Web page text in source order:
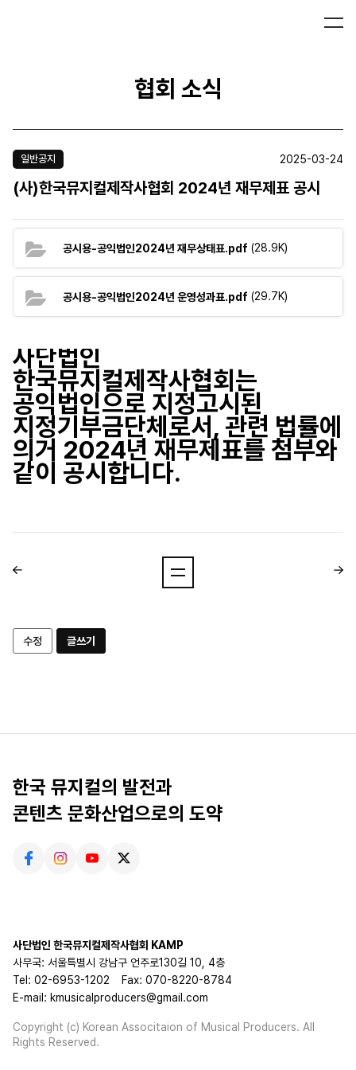
협회 소식
일반공지 2025-03-24
(사)한국뮤지컬제작사협회 2024년 재무제표 공시
공시용-공익법인2024년 재무상태표.pdf (28.9K)
공시용-공익법인2024년 운영성과표.pdf (29.7K)
사단법인
한국뮤지컬제작사협회는
공익법인으로 지정고시된
지정기부금단체로서, 관련 법률에
의거 2024년 재무제표를 첨부와
같이 공시합니다.
수정 글쓰기
한국 뮤지컬의 발전과
콘텐츠 문화산업으로의 도약
사단법인 한국뮤지컬제작사협회 KAMP
사무국: 서울특별시 강남구 언주로130길 10, 4층
Tel: 02-6953-1202
Fax: 070-8220-8784
E-mail: kmusicalproducers@gmail.com
Copyright (c) Korean Associtaion of Musical Producers. All
Rights Reserved.